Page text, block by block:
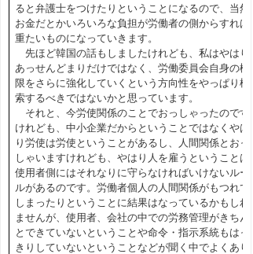
ると弁護士をつけたりということになるので、当然
お金だとかいろいろな負担が労働者の側からすれば
重たいものになっていきます。
先ほど韓国の話もしましたけれども、私はやはり
あっせんどまりだけではなく、労働委員会自身の権
限をさらに強化していくという方向性をやっぱり模
索するべきではないかと思っています。
それと、今労使関係のことでおっしゃったのです
けれども、中小企業だからということではなくやは
り労使は労使ということがあるし、人間関係とおっ
しゃいますけれども、やはり人を雇うということは
使用者側にはそれなりに守らなければいけないルー
ルがあるのです。労働者個人の人間関係がもつれて
しまったりということに結果はなっているかもしれ
ませんが、使用者、会社の中での労務管理がきちん
とできていないということや命令・指示系統もはっ
きりしていないということなどが聞く中でよくあり